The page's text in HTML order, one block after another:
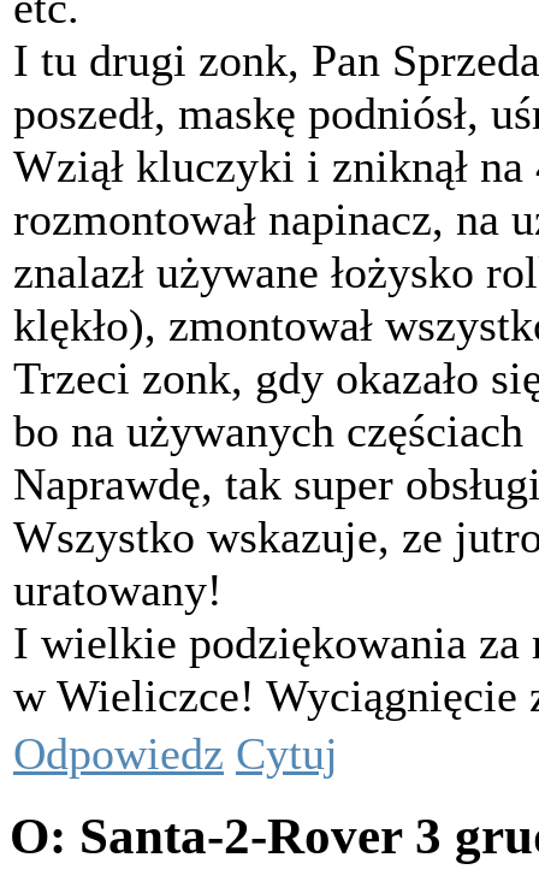
I tu drugi zonk, Pan
poszedł, maskę podniósł,
Wziął kluczyki i zniknął
rozmontował napinacz, na
znalazł używane łożysko
klękło), zmontował
Trzeci zonk, gdy okazało
bo na używanych częściach
Naprawdę, tak super
Wszystko wskazuje, ze
uratowany!
I wielkie podziękowania za
w Wieliczce! Wyciągnięcie
Odpowiedz Cytuj
O: Santa-2-Rover 3